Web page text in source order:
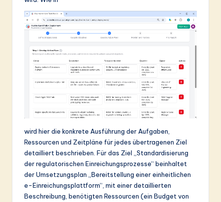
wird hier die konkrete Ausführung der Aufgaben,
Ressourcen und Zeitpläne für jedes übertragenen Ziel
detailliert beschrieben. Für das Ziel „Standardisierung
der regulatorischen Einreichungsprozesse“ beinhaltet
der Umsetzungsplan „Bereitstellung einer einheitlichen
e-Einreichungsplattform“, mit einer detaillierten
Beschreibung, benötigten Ressourcen (ein Budget von